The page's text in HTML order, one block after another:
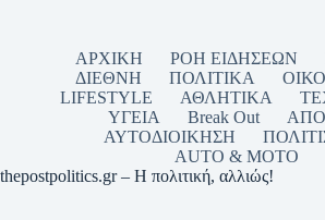
ΑΡΧΙΚΗ ΡΟΗ ΕΙΔΗΣΕΩΝ
ΔΙΕΘΝΗ
ΠΟΛΙΤΙΚΑ
LIFESTYLE
ΑΘΛΗΤΙΚΑ
ΥΓΕΙΑ
Break Out
ΑΥΤΟΔΙΟΙΚΗΣΗ
AUTO & MOTO
thepostpolitics.gr – Η πολιτική, αλλιώς!